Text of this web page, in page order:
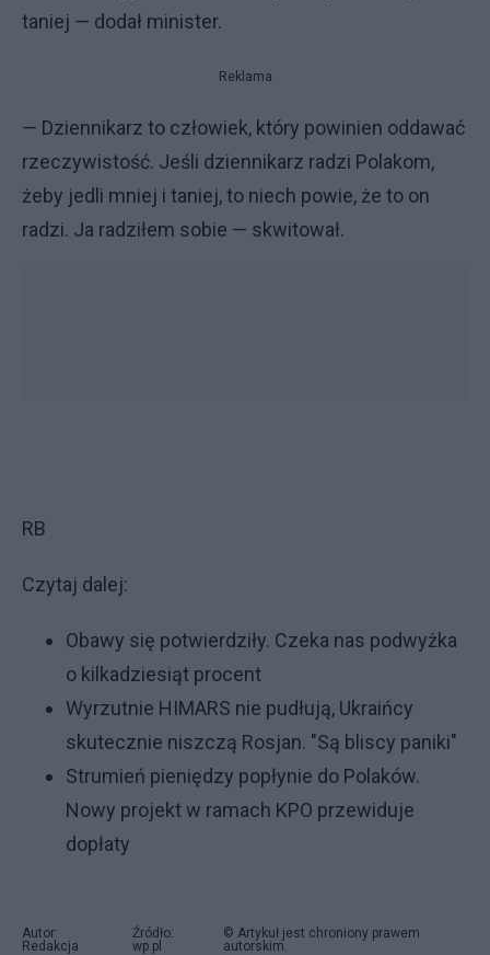
taniej — dodał minister.
Reklama
— Dziennikarz to człowiek, który powinien oddawać
rzeczywistość. Jeśli dziennikarz radzi Polakom,
żeby jedli mniej i taniej, to niech powie, że to on
radzi. Ja radziłem sobie — skwitował.
RB
Czytaj dalej:
Obawy się potwierdziły. Czeka nas podwyżka
o kilkadziesiąt procent
Wyrzutnie HIMARS nie pudłują, Ukraińcy
skutecznie niszczą Rosjan. "Są bliscy paniki"
Strumień pieniędzy popłynie do Polaków.
Nowy projekt w ramach KPO przewiduje
dopłaty
Autor:
Redakcja
Źródło:
wp.pl
© Artykuł jest chroniony prawem
autorskim.